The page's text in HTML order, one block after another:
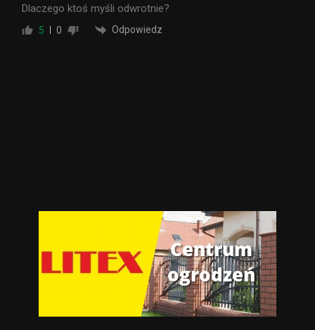
Dlaczego ktoś myśli odwrotnie?
5 0 Odpowiedz